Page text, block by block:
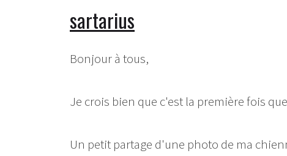
sartarius
Bonjour à tous,
Je crois bien que c'est la première fois
Un petit partage d'une photo de ma